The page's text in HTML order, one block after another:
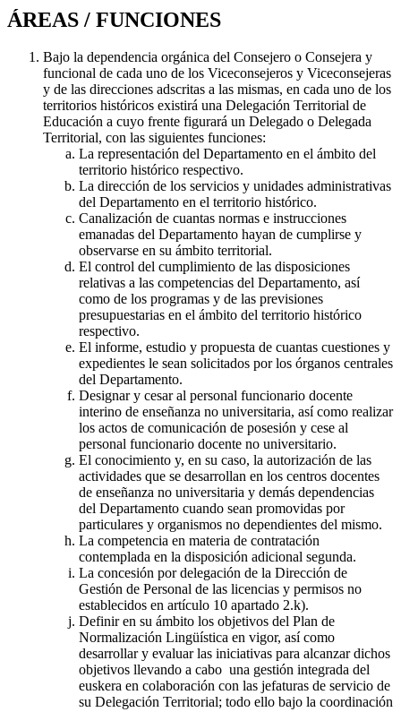
ÁREAS / FUNCIONES
Bajo la dependencia orgánica del Consejero o Consejera y
funcional de cada uno de los Viceconsejeros y Viceconsejeras
y de las direcciones adscritas a las mismas, en cada uno de los
territorios históricos existirá una Delegación Territorial de
Educación a cuyo frente figurará un Delegado o Delegada
Territorial, con las siguientes funciones:
La representación del Departamento en el ámbito del
territorio histórico respectivo.
La dirección de los servicios y unidades administrativas
del Departamento en el territorio histórico.
Canalización de cuantas normas e instrucciones
emanadas del Departamento hayan de cumplirse y
observarse en su ámbito territorial.
El control del cumplimiento de las disposiciones
relativas a las competencias del Departamento, así
como de los programas y de las previsiones
presupuestarias en el ámbito del territorio histórico
respectivo.
El informe, estudio y propuesta de cuantas cuestiones y
expedientes le sean solicitados por los órganos centrales
del Departamento.
Designar y cesar al personal funcionario docente
interino de enseñanza no universitaria, así como realizar
los actos de comunicación de posesión y cese al
personal funcionario docente no universitario.
El conocimiento y, en su caso, la autorización de las
actividades que se desarrollan en los centros docentes
de enseñanza no universitaria y demás dependencias
del Departamento cuando sean promovidas por
particulares y organismos no dependientes del mismo.
La competencia en materia de contratación
contemplada en la disposición adicional segunda.
La concesión por delegación de la Dirección de
Gestión de Personal de las licencias y permisos no
establecidos en artículo 10 apartado 2.k).
Definir en su ámbito los objetivos del Plan de
Normalización Lingüística en vigor, así como
desarrollar y evaluar las iniciativas para alcanzar dichos
objetivos llevando a cabo una gestión integrada del
euskera en colaboración con las jefaturas de servicio de
su Delegación Territorial; todo ello bajo la coordinación